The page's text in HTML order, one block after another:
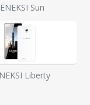
Sun
Liberty